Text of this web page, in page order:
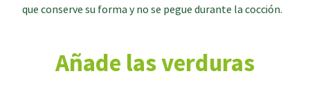
que conserve su forma y no se pegue durante la cocción.
Añade las verduras